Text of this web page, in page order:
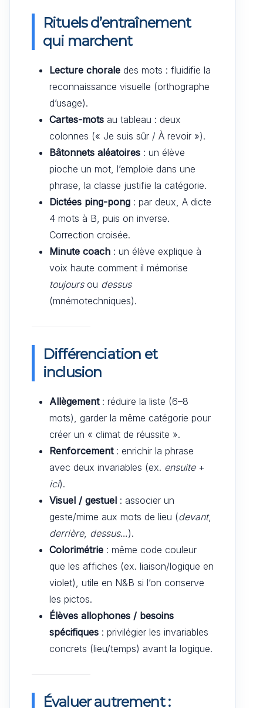
Rituels d’entraînement
qui marchent
Lecture chorale des mots : fluidifie la
reconnaissance visuelle (orthographe
d’usage).
Cartes-mots au tableau : deux
colonnes (« Je suis sûr / À revoir »).
Bâtonnets aléatoires : un élève
pioche un mot, l’emploie dans une
phrase, la classe justifie la catégorie.
Dictées ping-pong : par deux, A dicte
4 mots à B, puis on inverse.
Correction croisée.
Minute coach : un élève explique à
voix haute comment il mémorise
toujoursou dessus
(mnémotechniques).
Différenciation et
inclusion
Allègement: réduire la liste (6–8
mots), garder la même catégorie pour
créer un « climat de réussite ».
Renforcement: enrichir la phrase
avec deux invariables (ex. ensuite+
ici).
Visuel / gestuel : associer un
geste/mime aux mots de lieu (devant,
derrière, dessus…).
Colorimétrie : même code couleur
que les affiches (ex. liaison/logique en
violet), utile en N&B si l’on conserve
les pictos.
Élèves allophones / besoins
spécifiques : privilégier les invariables
concrets (lieu/temps) avant la logique.
Évaluer autrement :